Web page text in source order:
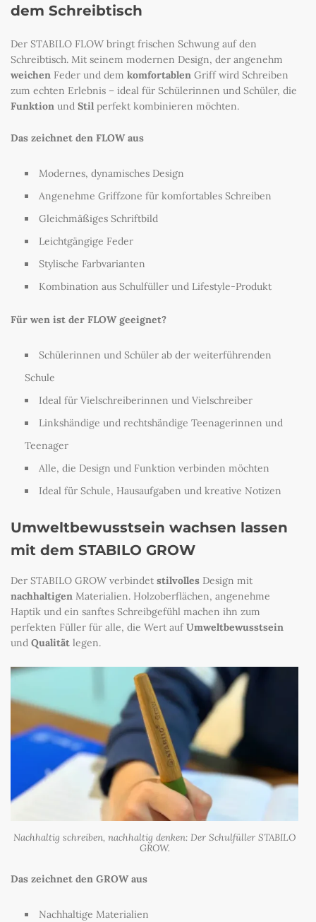
dem Schreibtisch
Der STABILO FLOW bringt frischen Schwung auf den
Schreibtisch. Mit seinem modernen Design, der angenehm
weichen Feder und dem komfortablen Griff wird Schreiben
zum echten Erlebnis – ideal für Schülerinnen und Schüler, die
Funktion und Stil perfekt kombinieren möchten.
Das zeichnet den FLOW aus
Modernes, dynamisches Design
Angenehme Griffzone für komfortables Schreiben
Gleichmäßiges Schriftbild
Leichtgängige Feder
Stylische Farbvarianten
Kombination aus Schulfüller und Lifestyle-Produkt
Für wen ist der FLOW geeignet?
Schülerinnen und Schüler ab der weiterführenden
Schule
Ideal für Vielschreiberinnen und Vielschreiber
Linkshändige und rechtshändige Teenagerinnen und
Teenager
Alle, die Design und Funktion verbinden möchten
Ideal für Schule, Hausaufgaben und kreative Notizen
Umweltbewusstsein wachsen lassen
mit dem STABILO GROW
Der STABILO GROW verbindet stilvolles Design mit
nachhaltigen Materialien. Holzoberflächen, angenehme
Haptik und ein sanftes Schreibgefühl machen ihn zum
perfekten Füller für alle, die Wert aufUmweltbewusstsein
und Qualität legen.
Nachhaltig schreiben, nachhaltig denken: Der Schulfüller STABILO
GROW.
Das zeichnet den GROW aus
Nachhaltige Materialien